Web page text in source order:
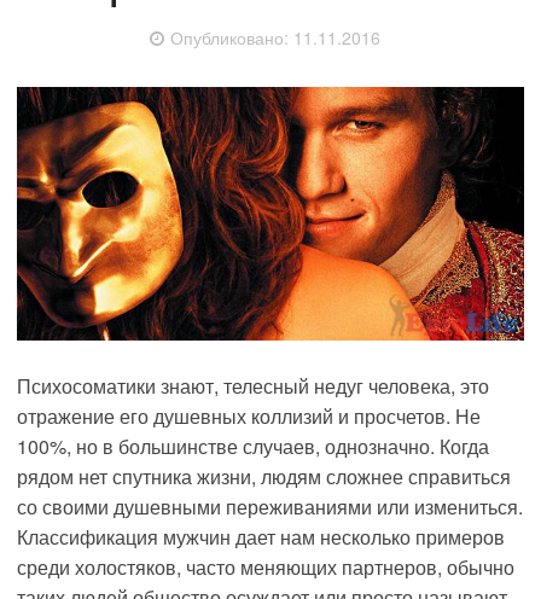
Опубликовано: 11.11.2016
Психосоматики знают, телесный недуг человека, это
отражение его душевных коллизий и просчетов. Не
100%, но в большинстве случаев, однозначно. Когда
рядом нет спутника жизни, людям сложнее справиться
со своими душевными переживаниями или измениться.
Классификация мужчин дает нам несколько примеров
среди холостяков, часто меняющих партнеров, обычно